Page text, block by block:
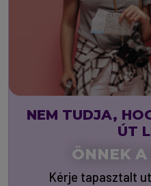
NEM TUDJA,
ÚT
ÖNNEK A
Kérje tapasztalt